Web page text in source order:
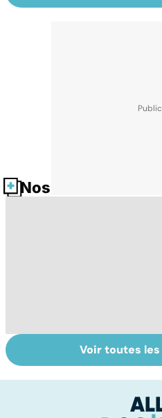
Nos fiches santé
Tout savoir sur
les infections
Voir toutes